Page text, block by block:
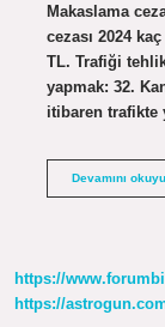
Makaslama
cezası 2024
TL. Trafiği
yapmak: 32.
itibaren trafikte
Devamını
https://
https://